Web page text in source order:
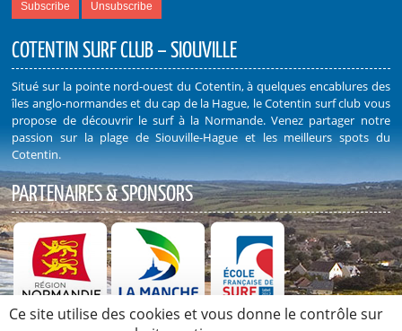
COTENTIN SURF CLUB – SIOUVILLE
Situé sur la pointe nord-ouest du Cotentin, à quelques encablures des
îles anglo-normandes et du cap de la Hague, le Cotentin surf club vous
propose de découvrir le surf à la Normande. Venez partager notre
passion sur la plage de Siouville-Hague et les meilleurs spots du
Cotentin.
PARTENAIRES & SPONSORS
Découvrez nos Partenaires et Sponsors
Ce site utilise des cookies et vous donne le contrôle sur